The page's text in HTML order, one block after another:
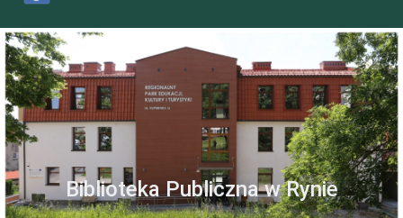
Biblioteka Publiczna w Rynie